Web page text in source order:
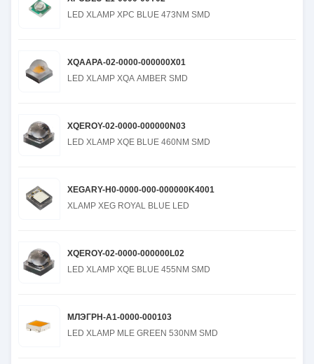
LED XLAMP XPC BLUE 473NM SMD
XQAAPA-02-0000-000000X01
LED XLAMP XQA AMBER SMD
XQEROY-02-0000-000000N03
LED XLAMP XQE BLUE 460NM SMD
XEGARY-H0-0000-000-000000K4001
XLAMP XEG ROYAL BLUE LED
XQEROY-02-0000-000000L02
LED XLAMP XQE BLUE 455NM SMD
МЛЭГРН-А1-0000-000103
LED XLAMP MLE GREEN 530NM SMD